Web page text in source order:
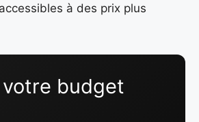
à des prix plus
budget